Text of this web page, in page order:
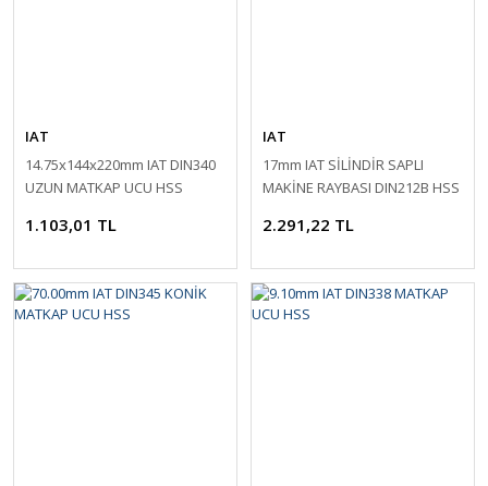
IAT
14.75x144x220mm IAT DIN340
UZUN MATKAP UCU HSS
1.103,01 TL
IAT
17mm IAT SİLİNDİR SAPLI
MAKİNE RAYBASI DIN212B HSS
2.291,22 TL